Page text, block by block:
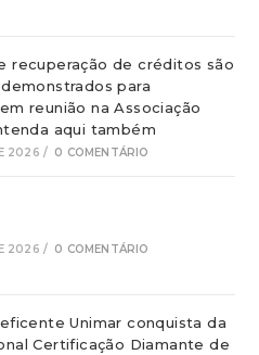
recuperação de créditos são
para
reunião na Associação
aqui também
2026 / 0 COMENTÁRIO
2026 / 0 COMENTÁRIO
Unimar conquista da
Certificação Diamante de